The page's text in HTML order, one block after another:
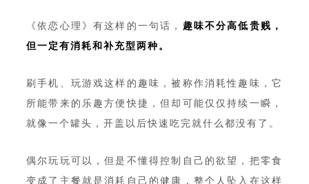
《依恋心理》有这样的一句话， 趣味不分高低贵贱，
但一定有消耗和补充型两种。
刷手机、玩游戏这样的趣味，被称作消耗性趣味，它
所能带来的乐趣方便快捷，但却可能仅仅持续一瞬，
就像一个罐头，开盖以后快速吃完就什么都没有了。
偶尔玩玩可以，但是不懂得控制自己的欲望，把零食
变成了主餐就是消耗自己的健康，整个人坠入在这样